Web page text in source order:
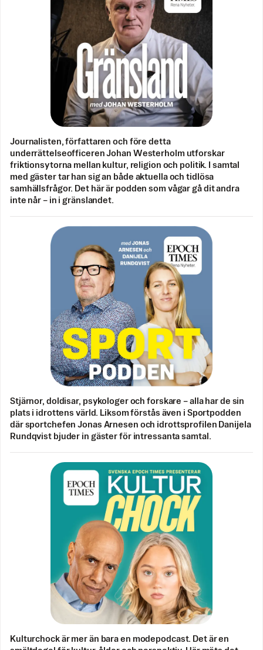
Journalisten, författaren och före detta
underrättelseofficeren Johan Westerholm utforskar
friktionsytorna mellan kultur, religion och politik. I samtal
med gäster tar han sig an både aktuella och tidlösa
samhällsfrågor. Det här är podden som vågar gå dit andra
inte når – in i gränslandet.
Stjärnor, doldisar, psykologer och forskare – alla har de sin
plats i idrottens värld. Liksom förstås även i Sportpodden
där sportchefen Jonas Arnesen och idrottsprofilen Danijela
Rundqvist bjuder in gäster för intressanta samtal.
Kulturchock är mer än bara en modepodcast. Det är en